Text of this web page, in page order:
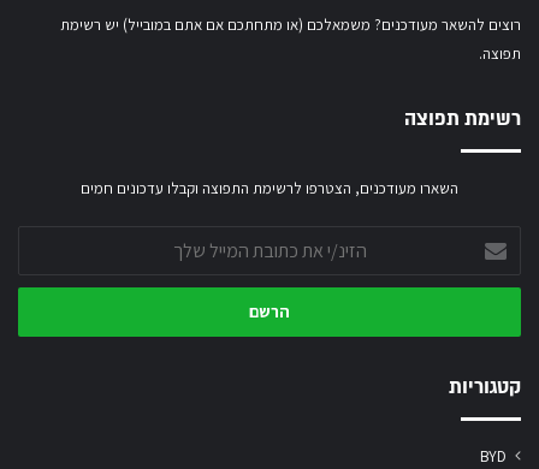
רוצים להשאר מעודכנים? משמאלכם (או מתחתכם אם אתם במובייל) יש רשימת
תפוצה.
רשימת תפוצה
השארו מעודכנים, הצטרפו לרשימת התפוצה וקבלו עדכונים חמים
את
כתובת
שלך
קטגוריות
BYD